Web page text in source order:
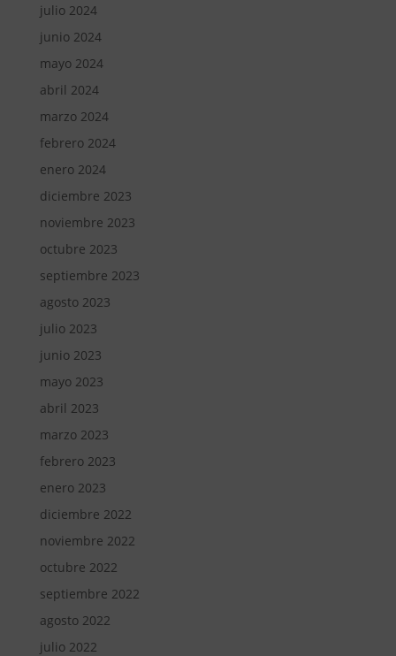
julio 2024
junio 2024
mayo 2024
abril 2024
marzo 2024
febrero 2024
enero 2024
diciembre 2023
noviembre 2023
octubre 2023
septiembre 2023
agosto 2023
julio 2023
junio 2023
mayo 2023
abril 2023
marzo 2023
febrero 2023
enero 2023
diciembre 2022
noviembre 2022
octubre 2022
septiembre 2022
agosto 2022
julio 2022